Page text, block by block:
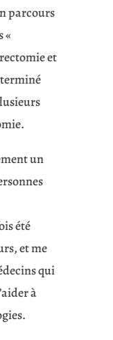
parcours
«
et
un
été
et me
qui
à